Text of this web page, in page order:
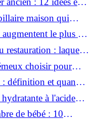
maison qui
cheveux ?le plus la
?
restauration : laquelle
?
choisir pour
définition et quand
à l'acide
de bébé : 10